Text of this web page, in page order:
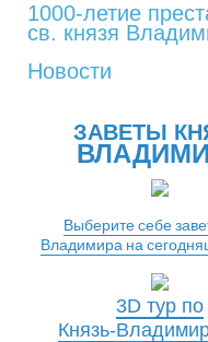
1000-летие
св. князя
Новости
ЗАВЕТЫ
Выберите себе
Владимира на
3D тур по
Князь-